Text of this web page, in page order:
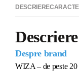
DESCRIERE
Descriere
Despre brand
WIZA – de peste 20